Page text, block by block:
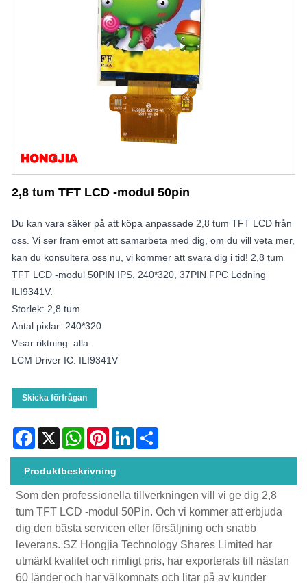
2,8 tum TFT LCD -modul 50pin
Du kan vara säker på att köpa anpassade 2,8 tum TFT LCD från
oss. Vi ser fram emot att samarbeta med dig, om du vill veta mer,
kan du konsultera oss nu, vi kommer att svara dig i tid! 2,8 tum
TFT LCD -modul 50PIN IPS, 240*320, 37PIN FPC Lödning
ILI9341V.
Storlek: 2,8 tum
Antal pixlar: 240*320
Visar riktning: alla
LCM Driver IC: ILI9341V
Skicka förfrågan
Facebook
X WhatsAppPinterestLinkedIn
Produktbeskrivning
Som den professionella tillverkningen vill vi ge dig 2,8
tum TFT LCD -modul 50Pin. Och vi kommer att erbjuda
dig den bästa servicen efter försäljning och snabb
leverans. SZ Hongjia Technology Shares Limited har
utmärkt kvalitet och rimligt pris, har exporterats till nästan
60 länder och har välkomnats och litar på av kunder